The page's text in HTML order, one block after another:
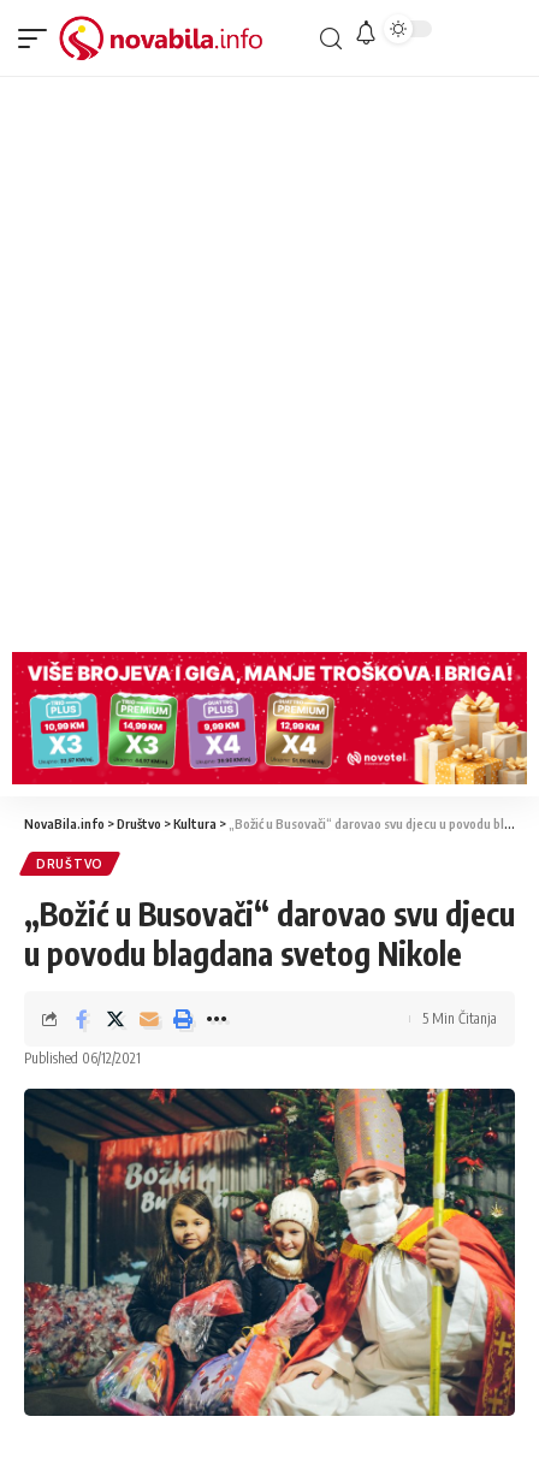
NovaBila.info >Društvo >Kultura > „Božić u Busovači“ darovao svu djecu u povodu blagdana svetog Nikole
DRUŠTVO
„Božić u Busovači“ darovao svu djecu
u povodu blagdana svetog Nikole
Published 06/12/2021
5 Min Čitanja